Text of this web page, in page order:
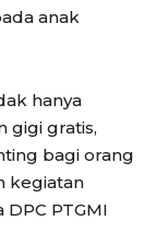
anak
hanya
gigi gratis,
bagi orang
kegiatan
PTGMI